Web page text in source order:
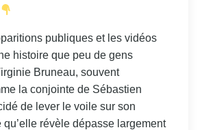
publiques et les vidéos
histoire que peu de gens
Bruneau, souvent
la conjointe de Sébastien
de lever le voile sur son
qu’elle révèle dépasse largement